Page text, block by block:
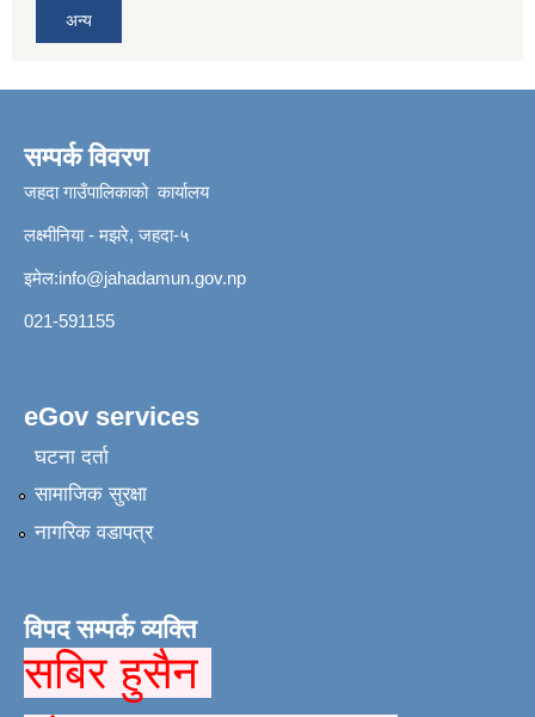
अन्य
सम्पर्क विवरण
जहदा गाउँपालिकाको कार्यालय
लक्ष्मीनिया - मझरे, जहदा-५
इमेल:info@jahadamun.gov.np
021-591155
eGov services
घटना दर्ता
सामाजिक सुरक्षा
नागरिक वडापत्र
विपद सम्पर्क व्यक्ति
सबिर हुसैन